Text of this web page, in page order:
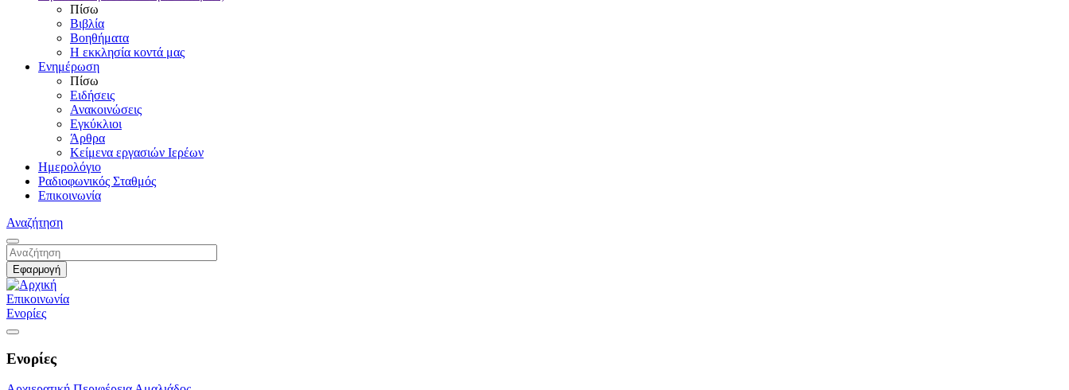
Πίσω
Βιβλία
Βοηθήματα
Η εκκλησία κοντά μας
Ενημέρωση
Πίσω
Ειδήσεις
Ανακοινώσεις
Εγκύκλιοι
Άρθρα
Κείμενα εργασιών Ιερέων
Ημερολόγιο
Ραδιοφωνικός Σταθμός
Επικοινωνία
Αναζήτηση
Επικοινωνία
Ενορίες
Ενορίες